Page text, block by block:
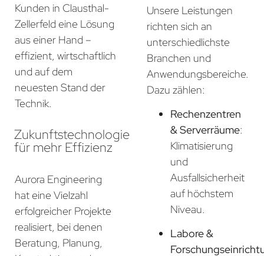
Kunden in Clausthal-
Zellerfeld eine Lösung
aus einer Hand –
effizient, wirtschaftlich
und auf dem
neuesten Stand der
Technik.
Zukunftstechnologie
für mehr Effizienz
Aurora Engineering
hat eine Vielzahl
erfolgreicher Projekte
realisiert, bei denen
Beratung, Planung,
Unsere Leistungen
richten sich an
unterschiedlichste
Branchen und
Anwendungsbereiche.
Dazu zählen:
Rechenzentren
& Serverräume:
Klimatisierung
und
Ausfallsicherheit
auf höchstem
Niveau.
Labore &